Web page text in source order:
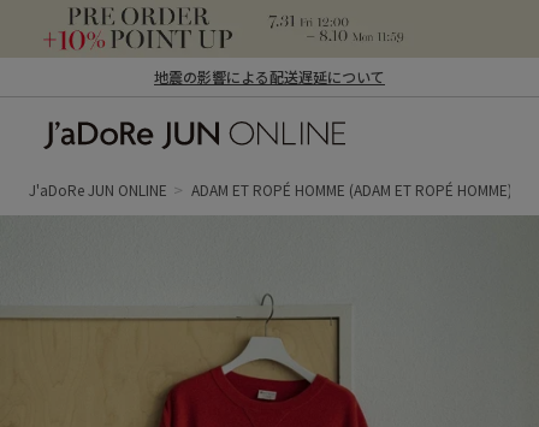
地震の影響による配送遅延について
ン オンライン）
J'aDoRe JUN ONLINE ADAM ET ROPÉ HOMME (ADAM ET ROPÉ HOMME)